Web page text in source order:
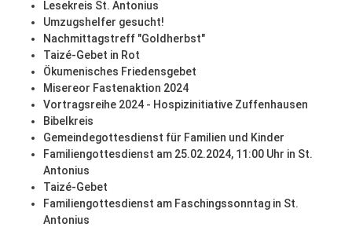
Lesekreis St. Antonius
Umzugshelfer gesucht!
Nachmittagstreff "Goldherbst"
Taizé-Gebet in Rot
Ökumenisches Friedensgebet
Misereor Fastenaktion 2024
Vortragsreihe 2024 - Hospizinitiative Zuffenhausen
Bibelkreis
Gemeindegottesdienst für Familien und Kinder
Familiengottesdienst am 25.02.2024, 11:00 Uhr in St.
Antonius
Taizé-Gebet
Familiengottesdienst am Faschingssonntag in St.
Antonius